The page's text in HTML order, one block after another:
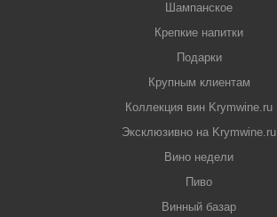
Шампанское
Крепкие напитки
Подарки
Крупным клиентам
Коллекция вин Krymwine.ru
Эксклюзивно на Krymwine.ru
Вино недели
Пиво
Винный базар